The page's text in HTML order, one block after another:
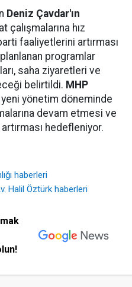
Deniz Çavdar'ın
hız
faaliyetlerini artırması
programlar
saha ziyaretleri ve
belirtildi. MHP
yeni yönetim döneminde
devam etmesi ve
hedefleniyor.
haberleri
Halil Öztürk haberleri